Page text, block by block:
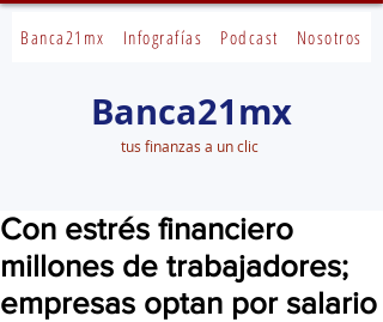
Banca21mx Infografías Podcast Nosotros
Banca21mx
tus finanzas a un clic
Con estrés financiero
millones de trabajadores;
empresas optan por salario